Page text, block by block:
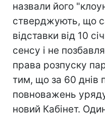
назвали його
стверджують, що
відставки від 10
сенсу і не
права розпуску
тим, що за 60 днів
повноважень
новий Кабінет.